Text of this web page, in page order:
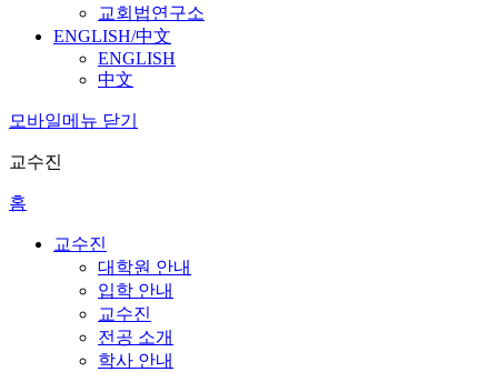
교회법연구소
ENGLISH/中文
ENGLISH
中文
모바일메뉴 닫기
교수진
홈
교수진
대학원 안내
입학 안내
교수진
전공 소개
학사 안내